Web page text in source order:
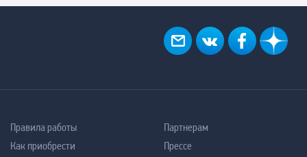
Правила работы
Как приобрести
Партнерам
Прессе